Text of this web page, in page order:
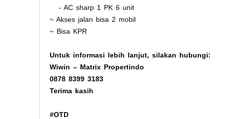
- AC sharp 1 PK 6 unit
~ Akses jalan bisa 2 mobil
~ Bisa KPR
Untuk informasi lebih lanjut, silakan hubungi:
Wiwin – Matrix Propertindo
0878 8399 3183
Terima kasih
#OTD